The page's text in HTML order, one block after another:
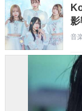
影
音